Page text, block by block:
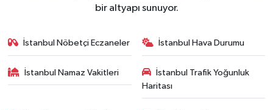
bir altyapı sunuyor.
İstanbul Nöbetçi Eczaneler İstanbul Hava Durumu
İstanbul Namaz Vakitleri
İstanbul Trafik Yoğunluk
Haritası